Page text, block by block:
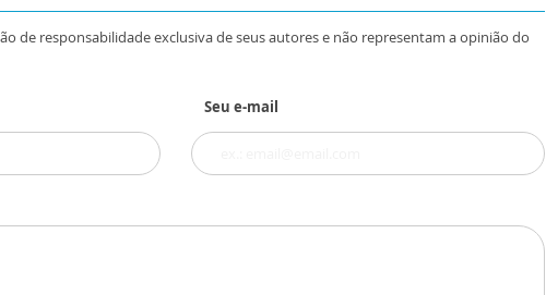
de responsabilidade exclusiva de seus autores e não representam a opinião do
Seu e-mail